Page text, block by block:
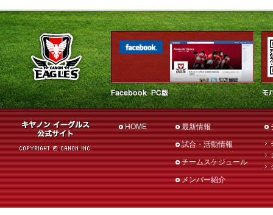
HOME 最新情報
試合・活動情報
チームスケジュール
メンバー紹介